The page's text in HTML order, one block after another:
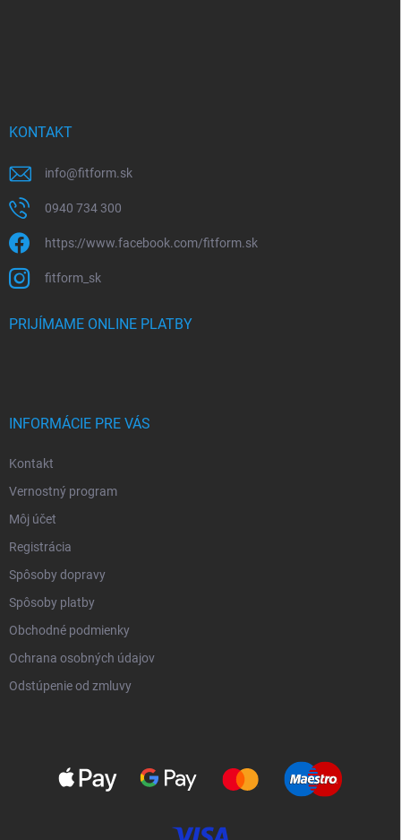
KONTAKT
info@fitform.sk
0940 734 300
https://www.facebook.com/fitform.sk
fitform_sk
PRIJÍMAME ONLINE PLATBY
INFORMÁCIE PRE VÁS
Kontakt
Vernostný program
Môj účet
Registrácia
Spôsoby dopravy
Spôsoby platby
Obchodné podmienky
Ochrana osobných údajov
Odstúpenie od zmluvy